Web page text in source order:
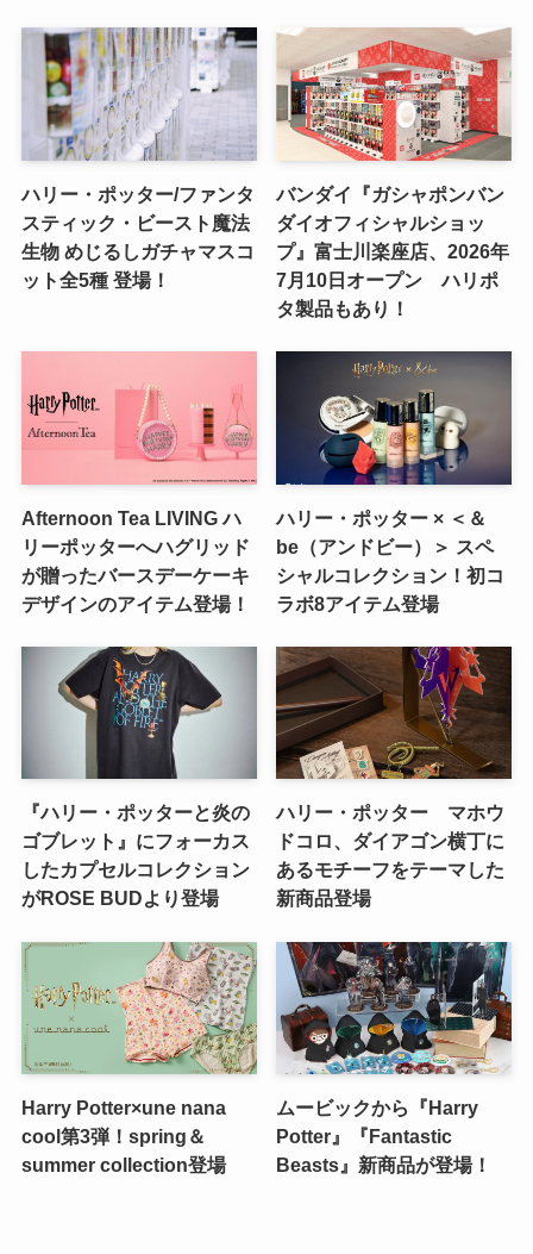
ハリー・ポッター/ファンタ
スティック・ビースト魔法
生物 めじるしガチャマスコ
ット全5種 登場！
バンダイ『ガシャポンバン
ダイオフィシャルショッ
プ』富士川楽座店、2026年
7月10日オープン ハリポ
タ製品もあり！
Afternoon Tea LIVING ハ
リーポッターへハグリッド
が贈ったバースデーケーキ
デザインのアイテム登場！
ハリー・ポッター × ＜＆
be（アンドビー）＞ スペ
シャルコレクション！初コ
ラボ8アイテム登場
『ハリー・ポッターと炎の
ゴブレット』にフォーカス
したカプセルコレクション
がROSE BUDより登場
ハリー・ポッター マホウ
ドコロ、ダイアゴン横丁に
あるモチーフをテーマした
新商品登場
Harry Potter×une nana
cool第3弾！spring＆
summer collection登場
ムービックから『Harry
Potter』『Fantastic
Beasts』新商品が登場！